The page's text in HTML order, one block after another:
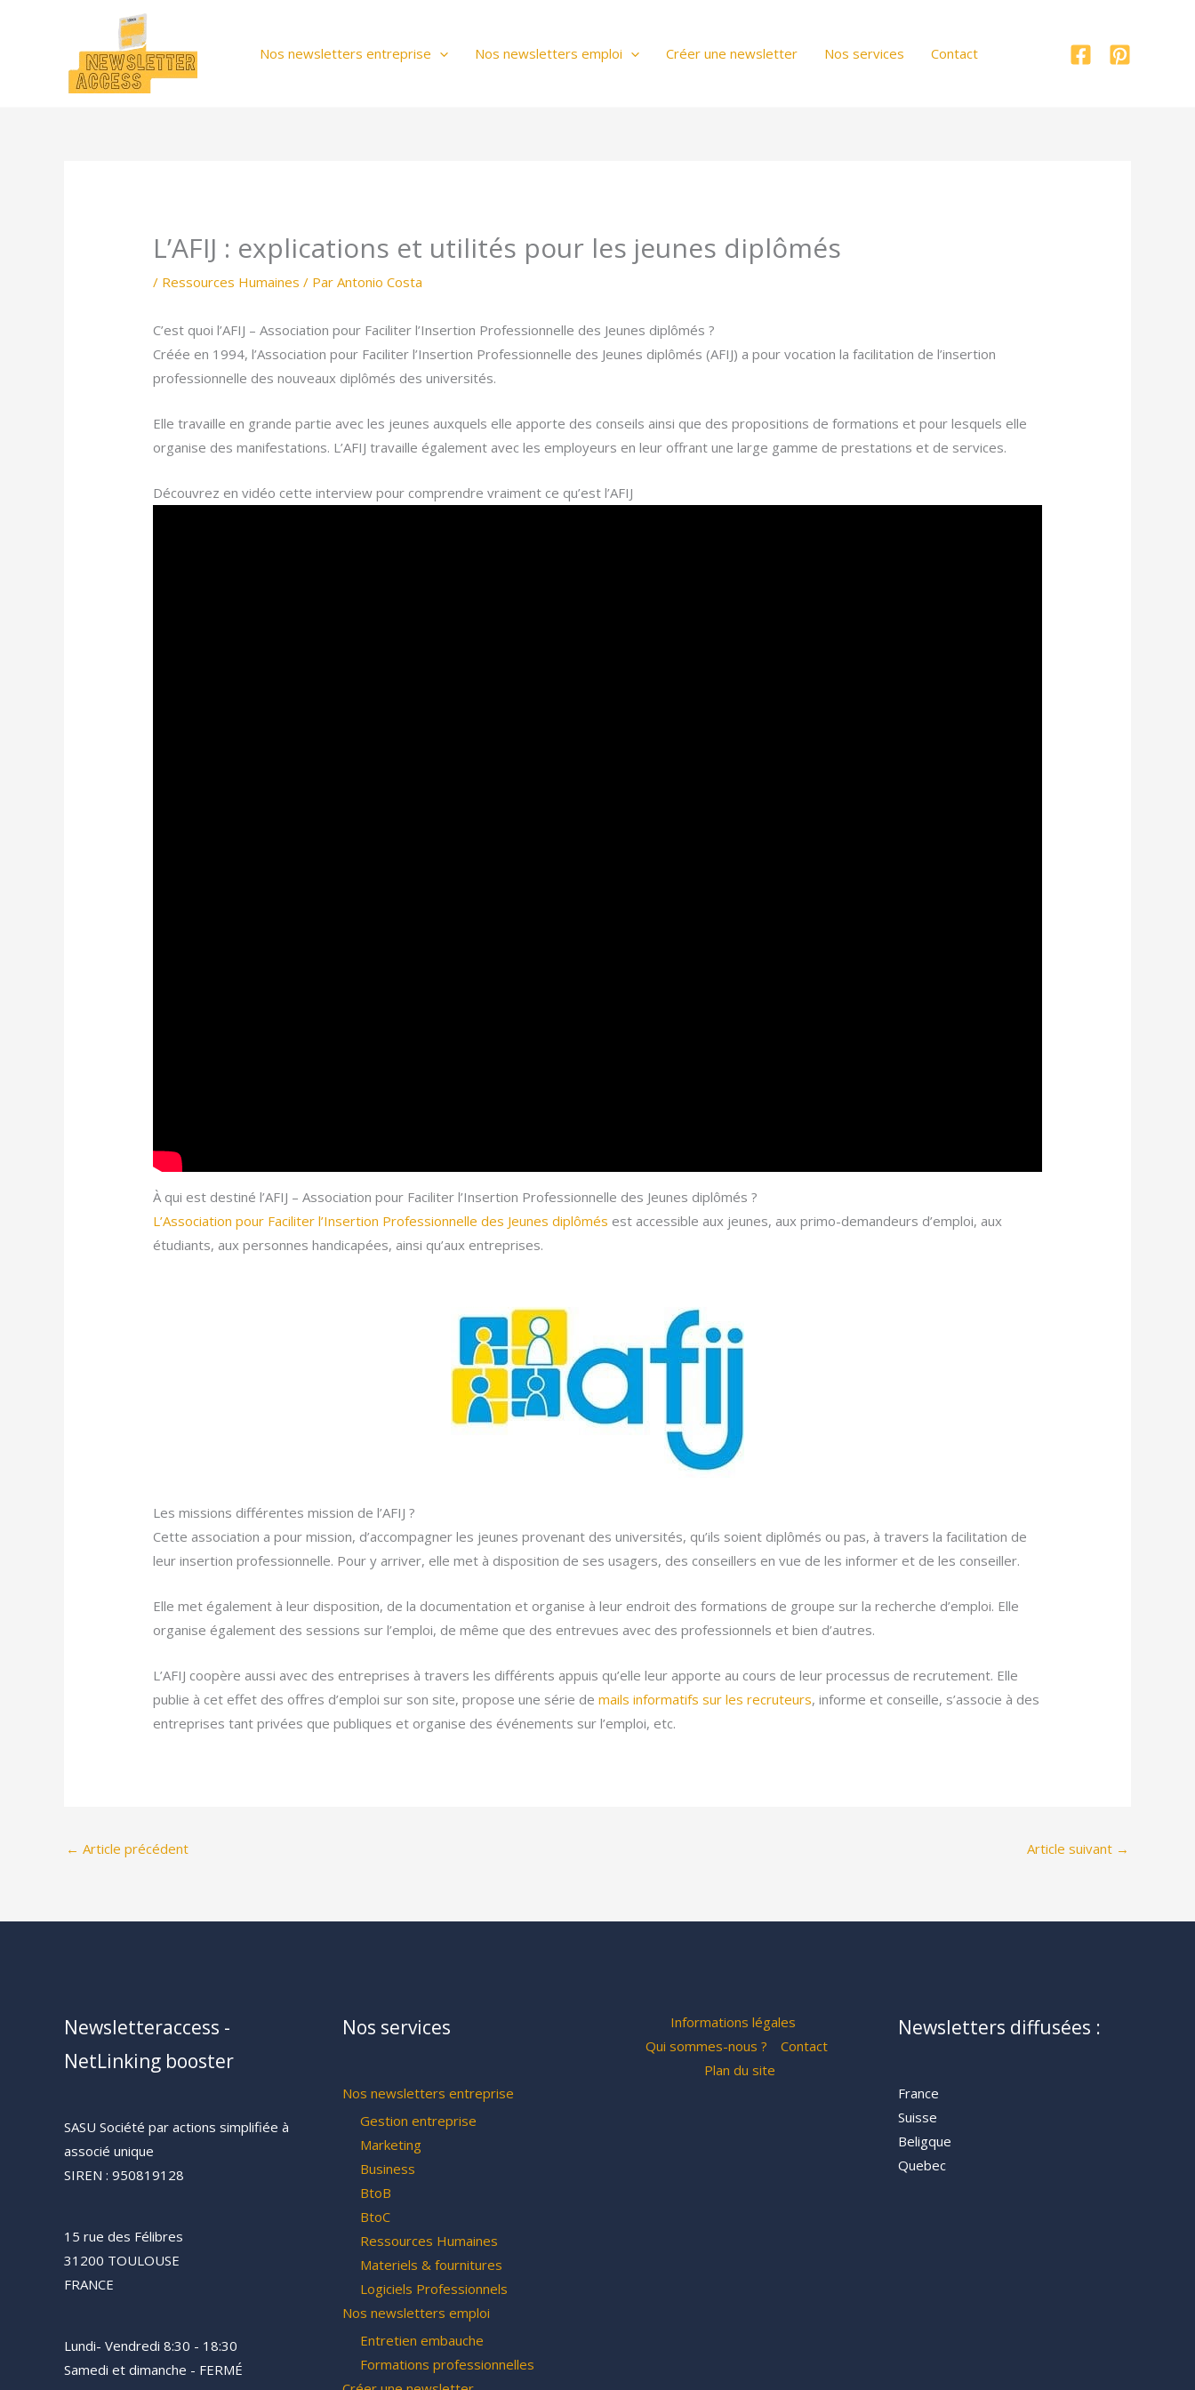
Nos newsletters entreprise Nos newsletters emploi Créer une newsletter Nos services Contact
L’AFIJ : explications et utilités pour les jeunes diplômés
/ Ressources Humaines / ParAntonio Costa
C’est quoi l’AFIJ – Association pour Faciliter l’Insertion Professionnelle des Jeunes diplômés ?
Créée en 1994, l’Association pour Faciliter l’Insertion Professionnelle des Jeunes diplômés (AFIJ) a pour vocation la facilitation de l’insertion
professionnelle des nouveaux diplômés des universités.
Elle travaille en grande partie avec les jeunes auxquels elle apporte des conseils ainsi que des propositions de formations et pour lesquels elle
organise des manifestations. L’AFIJ travaille également avec les employeurs en leur offrant une large gamme de prestations et de services.
Découvrez en vidéo cette interview pour comprendre vraiment ce qu’est l’AFIJ
À qui est destiné l’AFIJ – Association pour Faciliter l’Insertion Professionnelle des Jeunes diplômés ?
L’Association pour Faciliter l’Insertion Professionnelle des Jeunes diplômés est accessible aux jeunes, aux primo-demandeurs d’emploi, aux
étudiants, aux personnes handicapées, ainsi qu’aux entreprises.
Les missions différentes mission de l’AFIJ ?
Cette association a pour mission, d’accompagner les jeunes provenant des universités, qu’ils soient diplômés ou pas, à travers la facilitation de
leur insertion professionnelle. Pour y arriver, elle met à disposition de ses usagers, des conseillers en vue de les informer et de les conseiller.
Elle met également à leur disposition, de la documentation et organise à leur endroit des formations de groupe sur la recherche d’emploi. Elle
organise également des sessions sur l’emploi, de même que des entrevues avec des professionnels et bien d’autres.
L’AFIJ coopère aussi avec des entreprises à travers les différents appuis qu’elle leur apporte au cours de leur processus de recrutement. Elle
publie à cet effet des offres d’emploi sur son site, propose une série demails informatifs sur les recruteurs, informe et conseille, s’associe à des
entreprises tant privées que publiques et organise des événements sur l’emploi, etc.
← Article précédent Article suivant →
Newsletteraccess -
NetLinking booster
SASU Société par actions simplifiée à
associé unique
SIREN : 950819128
15 rue des Félibres
31200 TOULOUSE
FRANCE
Lundi- Vendredi 8:30 - 18:30
Samedi et dimanche - FERMÉ
Nos services
Nos newsletters entreprise
Gestion entreprise
Marketing
Business
BtoB
BtoC
Ressources Humaines
Materiels & fournitures
Logiciels Professionnels
Nos newsletters emploi
Entretien embauche
Formations professionnelles
Informations légales
Qui sommes-nous ?
Contact
Plan du site
Newsletters diffusées :
France
Suisse
Beligque
Quebec